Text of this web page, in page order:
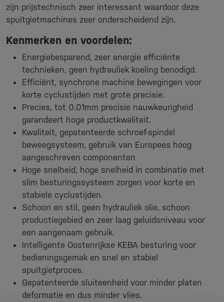
zijn prijstechnisch zeer interessant waardoor deze
spuitgietmachines zeer onderscheidend zijn.
Kenmerken en voordelen:
Energiebesparend, zeer energie efficiënte
technieken, geen hydrauliek koeling benodigd.
Efficiënt, synchrone machine bewegingen voor
korte cyclustijden met grote precisie.
Precies, tot 0.01mm precisie nauwkeurigheid
garandeert hoge productkwaliteit.
Kwaliteit, gepatenteerde schroef-spindel
beweegsysteem, gebruik van Europees hoog
aangeschreven componenten
Hoge snelheid, hoge snelheid in combinatie met
slim besturingssysteem zorgen voor korte en
stabiele cyclustijden.
Schoon en stil, geen hydrauliek olie, schoon
productiegebied en zeer laag geluidsniveau voor
een aangenaam gebruik.
Intelligente Oostenrijkse KEBA besturing voor
bedieningsgemak en snel en stabiel
spuitgietproces.
Gepatenteerde sluiteenheid voor minder platen
deformatie en dus minder vlies.